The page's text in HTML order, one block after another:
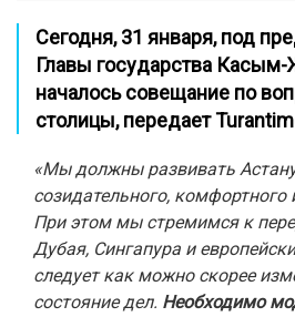
Сегодня, 31 января, под
Главы государства
началось совещание по
столицы, передает
«Мы должны развивать
созидательного, комфортного
При этом мы стремимся к
Дубая, Сингапура и
следует как можно скорее
состояние дел. Необходимо